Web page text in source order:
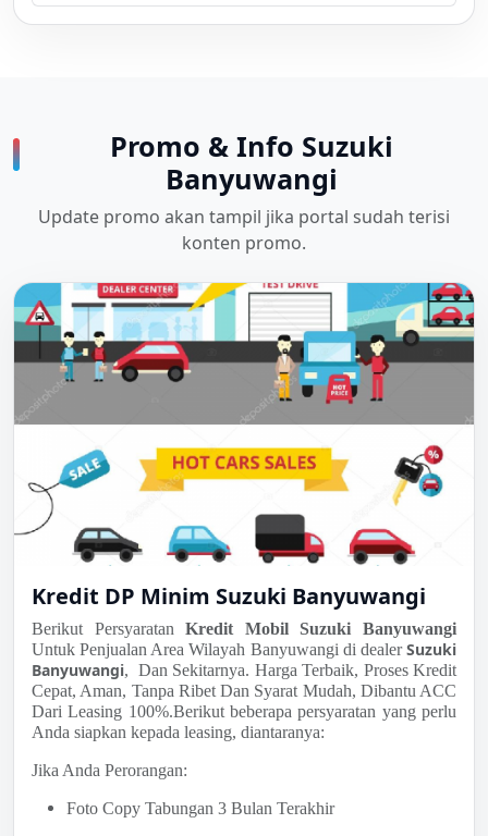
Promo & Info Suzuki
Banyuwangi
Update promo akan tampil jika portal sudah terisi
konten promo.
Kredit DP Minim Suzuki Banyuwangi
Berikut PersyaratanKredit Mobil Suzuki Banyuwangi
Untuk Penjualan Area Wilayah Banyuwangi di dealerSuzuki
Banyuwangi, Dan Sekitarnya. Harga Terbaik, Proses Kredit
Cepat, Aman, Tanpa Ribet Dan Syarat Mudah, Dibantu ACC
Dari Leasing 100%.Berikut beberapa persyaratan yang perlu
Anda siapkan kepada leasing, diantaranya:
Jika Anda Perorangan:
Foto Copy Tabungan 3 Bulan Terakhir